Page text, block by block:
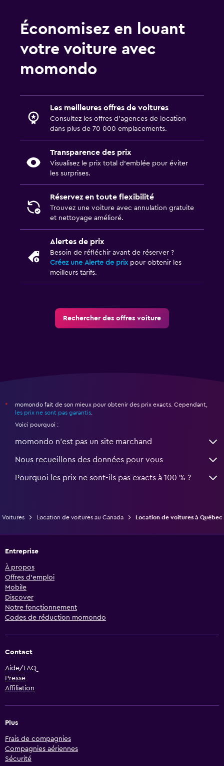
Locations de Fourgon Lévis
Locations de VUS Lévis
Économisez en louant
votre voiture avec
momondo
Les meilleures offres de voitures
Consultez les offres d’agences de location
dans plus de 70 000 emplacements.
Transparence des prix
Visualisez le prix total d’emblée pour éviter
les surprises.
Réservez en toute flexibilité
Trouvez une voiture avec annulation gratuite
et nettoyage amélioré.
Alertes de prix
Besoin de réfléchir avant de réserver ?
Créez une Alerte de prixpour obtenir les
meilleurs tarifs.
Rechercher des offres voiture
*
momondo fait de son mieux pour obtenir des prix exacts. Cependant,
les prix ne sont pas garantis.
Voici pourquoi :
momondo n'est pas un site marchand
Nous recueillons des données pour vous
Pourquoi les prix ne sont-ils pas exacts à 100 % ?
Voitures Location de voitures au Canada Location de voitures à Québec
Entreprise
À propos
Offres d’emploi
Mobile
Discover
Notre fonctionnement
Codes de réduction momondo
Contact
Aide/FAQ
Presse
Affiliation
Plus
Frais de compagnies
Compagnies aériennes
Sécurité